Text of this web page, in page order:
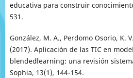
educativa para construir
531.
González, M. A., Perdomo Osorio, K.
(2017). Aplicación de las TIC en
blendedlearning: una revisión
Sophia, 13(1), 144-154.